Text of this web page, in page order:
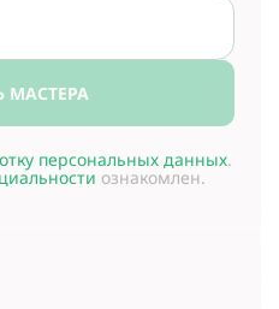
МАСТЕРА
персональных данных.
ознакомлен.